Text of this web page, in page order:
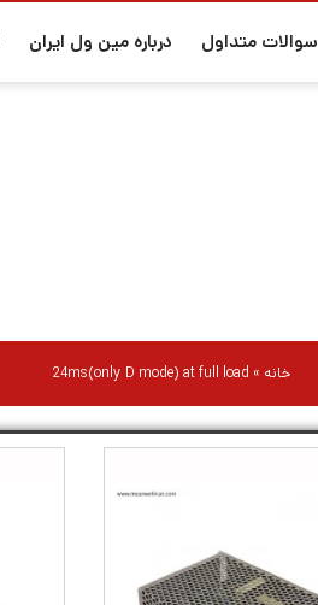
سوالات متداول درباره مین ول ایران
خانه »
24ms(only D mode) at full load